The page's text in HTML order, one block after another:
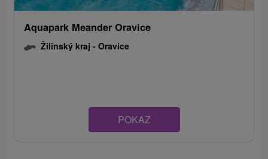
Aquapark Meander Oravice
Žilinský kraj -Oravice
POKAZ